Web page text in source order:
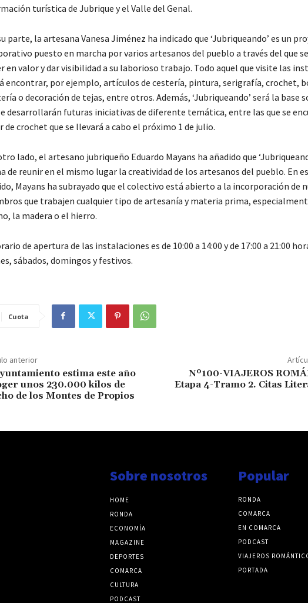
turística de Jubrique y el Valle del Genal.
parte, la artesana Vanesa Jiménez ha indicado que ‘Jubriqueando’ es un
puesto en marcha por varios artesanos del pueblo a través del que
en valor y dar visibilidad a su laborioso trabajo. Todo aquel que visite las
encontrar, por ejemplo, artículos de cestería, pintura, serigrafía, crochet,
o decoración de tejas, entre otros. Además, ‘Jubriqueando’ será la base
desarrollarán futuras iniciativas de diferente temática, entre las que se
de crochet que se llevará a cabo el próximo 1 de julio.
lado, el artesano jubriqueño Eduardo Mayans ha añadido que
de reunir en el mismo lugar la creatividad de los artesanos del pueblo. En
Mayans ha subrayado que el colectivo está abierto a la incorporación de
que trabajen cualquier tipo de artesanía y materia prima,
la madera o el hierro.
de apertura de las instalaciones es de 10:00 a 14:00 y de 17:00 a 21:00
sábados, domingos y festivos.
Cuota
anterior
estima este año
unos 230.000 kilos de
de los Montes de Propios
Nº100-VIAJEROS
Etapa 4-Tramo 2. Citas
Sobre nosotros
HOME
RONDA
ECONOMÍA
MAGAZINE
DEPORTES
COMARCA
CULTURA
PODCAST
Popular
RONDA
COMARCA
EN COMARCA
PODCAST
VIAJEROS
PORTADA